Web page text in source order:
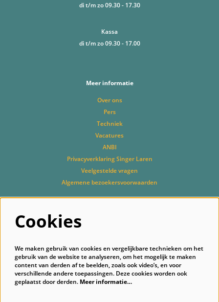
di t/m zo 09.30 - 17.30
Kassa
di t/m zo 09.30 - 17.00
Meer informatie
Over ons
Pers
Techniek
Vacatures
ANBI
Privacyverklaring Singer Laren
Veelgestelde vragen
Algemene bezoekersvoorwaarden
Cookies
We maken gebruik van cookies en vergelijkbare technieken om het
gebruik van de website te analyseren, om het mogelijk te maken
content van derden af te beelden, zoals ook video’s, en voor
verschillende andere toepassingen. Deze cookies worden ook
geplaatst door derden. Meer informatie…